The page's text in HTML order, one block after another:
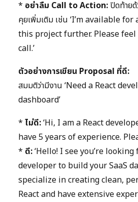
* อย่าลืม Call to Action:ปิดท้าย
คุยเพิ่มเติม เช่น ‘I’m available
this project further. Please
call.’
ตัวอย่างการเขียน Proposal ที่ดี:
สมมติว่ามีงาน ‘Need a React
dashboard’
* ไม่ดี:‘Hi, I am a React
have 5 years of experience.
* ดี:‘Hello! I see you’re looking
developer to build your SaaS
specialize in creating clean,
React and have extensive